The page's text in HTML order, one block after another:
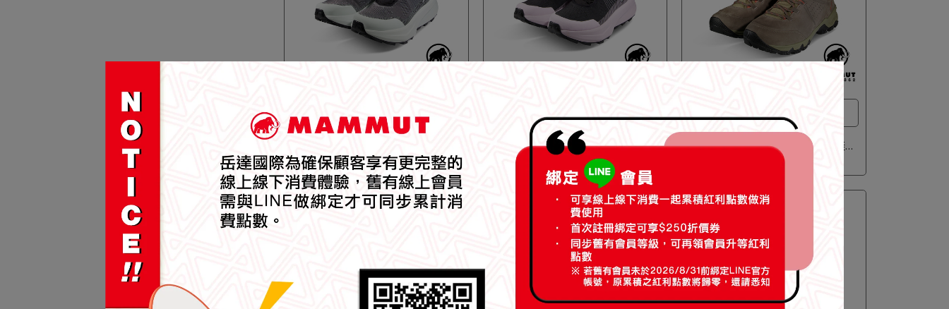
Gore-Tex® 防水中筒越野健行鞋
【Mammut 長毛象】Aenergy Mtn
鼠尾草銀綠 #3030-05330
NT$6,980NT$8,600
Gore-Tex® 防水中筒越野健行鞋
【Mammut 長毛象】Aenergy Mtn
Mid GTX 防水中筒健行鞋 女款 黑/
紫風輪 #3030-05330
NT$6,980 NT$8,600
Gore-Tex® 防水中筒健行鞋
【Mammut 長毛象】Nova IV Mid
GTX Women 防水中筒皮革登山鞋
女款 棕/杏桃白蘭地 #3030-04730